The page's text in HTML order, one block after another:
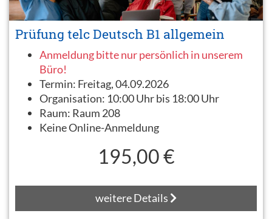
Prüfung telc Deutsch B1 allgemein
Anmeldung bitte nur persönlich in unserem
Büro!
Termin: Freitag, 04.09.2026
Organisation: 10:00 Uhr bis 18:00 Uhr
Raum: Raum 208
Keine Online-Anmeldung
195,00 €
weitere Details